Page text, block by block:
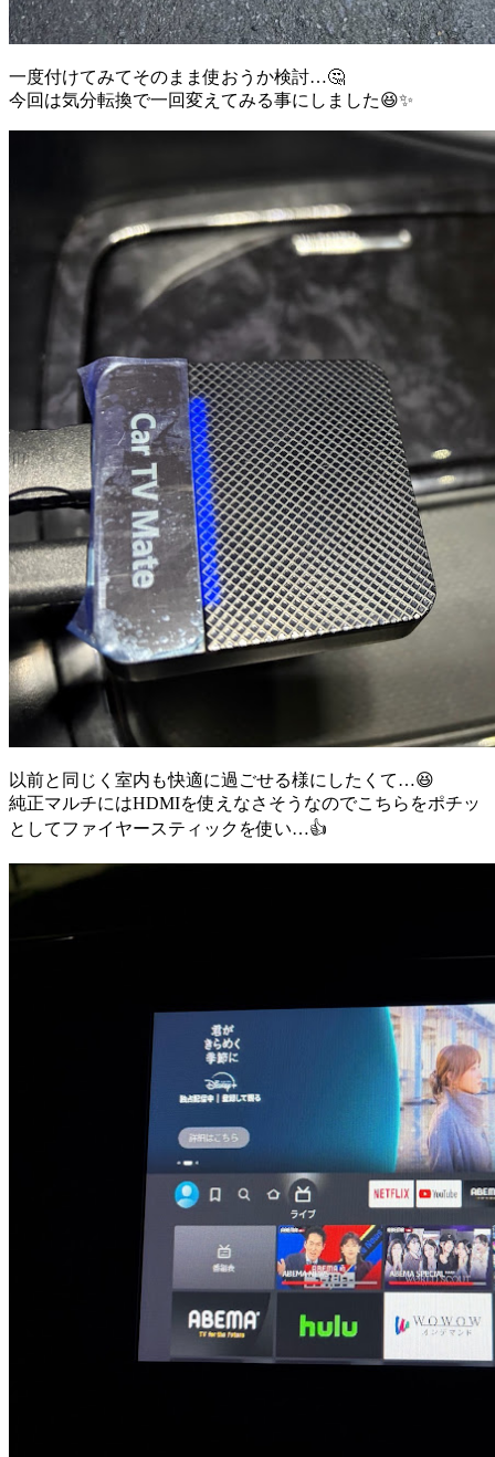
一度付けてみてそのまま使おうか検討…🤔
今回は気分転換で一回変えてみる事にしました😆✨
以前と同じく室内も快適に過ごせる様にしたくて…😆
純正マルチにはHDMIを使えなさそうなのでこちらをポチッ
としてファイヤースティックを使い…👍